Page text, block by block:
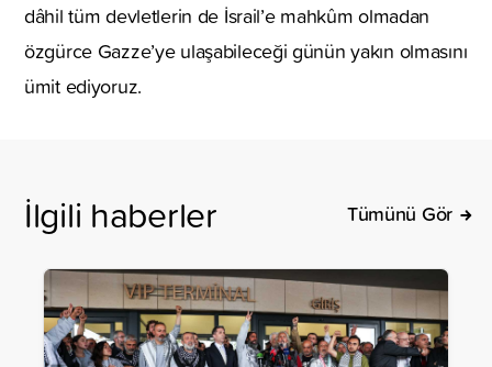
dâhil tüm devletlerin de İsrail’e mahkûm olmadan
özgürce Gazze’ye ulaşabileceği günün yakın olmasını
ümit ediyoruz.
İlgili haberler Tümünü Gör